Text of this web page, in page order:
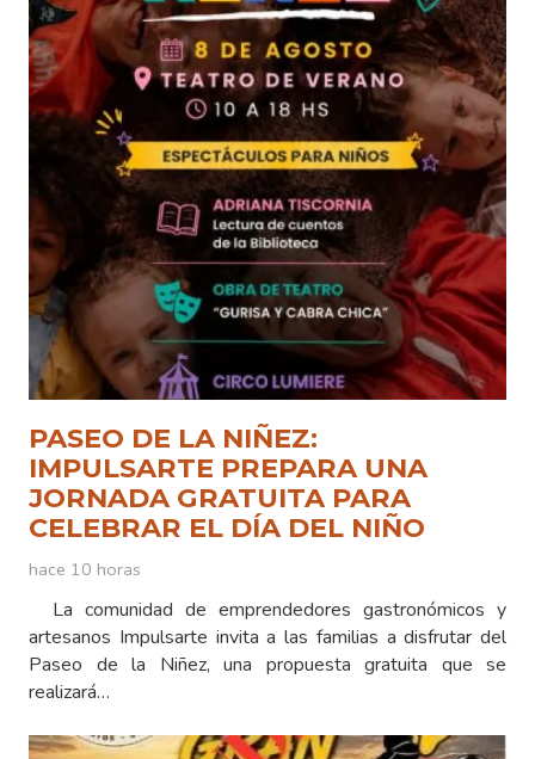
PASEO DE LA NIÑEZ:
IMPULSARTE PREPARA UNA
JORNADA GRATUITA PARA
CELEBRAR EL DÍA DEL NIÑO
hace 10 horas
La comunidad de emprendedores gastronómicos y
artesanos Impulsarte invita a las familias a disfrutar del
Paseo de la Niñez, una propuesta gratuita que se
realizará…